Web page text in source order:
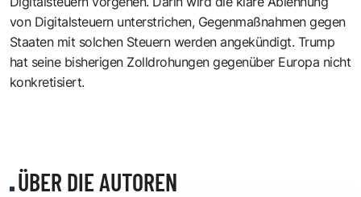
von Digitalsteuern unterstrichen, Gegenmaßnahmen gegen
Staaten mit solchen Steuern werden angekündigt. Trump
hat seine bisherigen Zolldrohungen gegenüber Europa nicht
konkretisiert.
ÜBER DIE AUTOREN